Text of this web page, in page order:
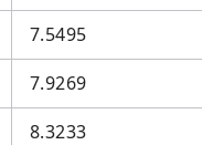
7.5495
7.9269
8.3233